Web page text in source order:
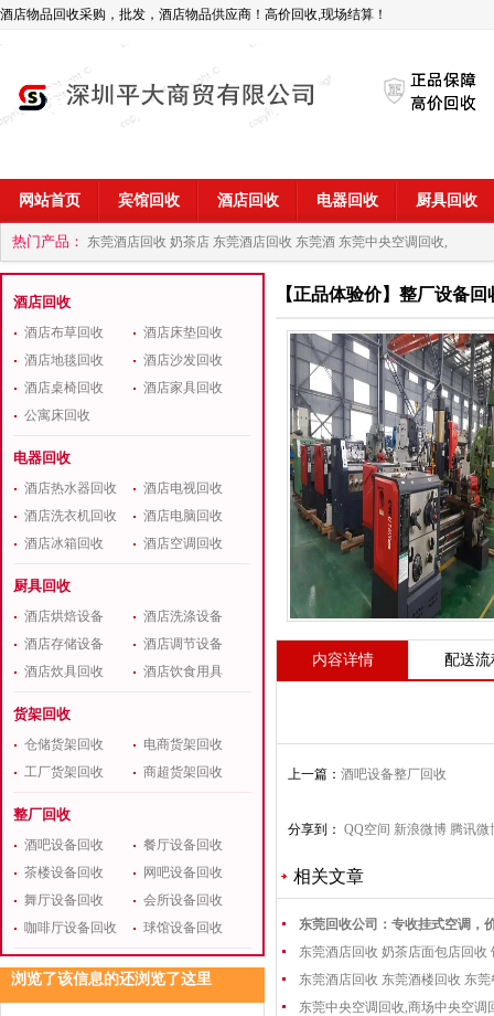
酒店物品回收采购，批发，酒店物品供应商！高价回收,现场结算！
网站首页 宾馆回收 酒店回收 电器回收 厨具回收
热门产品： 东莞酒店回收 奶茶店 东莞酒店回收 东莞酒 东莞中央空调回收,
商 深圳酒店用品回收公司
酒店回收
酒店布草回收
酒店床垫回收
酒店地毯回收
酒店沙发回收
酒店桌椅回收
酒店家具回收
公寓床回收
电器回收
酒店热水器回收
酒店电视回收
酒店洗衣机回收
酒店电脑回收
酒店冰箱回收
酒店空调回收
厨具回收
酒店烘焙设备
酒店洗涤设备
酒店存储设备
酒店调节设备
酒店炊具回收
酒店饮食用具
货架回收
仓储货架回收
电商货架回收
工厂货架回收
商超货架回收
整厂回收
酒吧设备回收
餐厅设备回收
茶楼设备回收
网吧设备回收
舞厅设备回收
会所设备回收
咖啡厅设备回收
球馆设备回收
浏览了该信息的还浏览了这里
【正品体验价】整厂设备回
内容详情 配送流
上一篇： 酒吧设备整厂回收
分享到： QQ空间 新浪微博 腾讯微
相关文章
东莞回收公司：专收挂式空调，
东莞酒店回收 奶茶店面包店回收
东莞酒店回收 东莞酒楼回收 东
东莞中央空调回收,商场中央空调